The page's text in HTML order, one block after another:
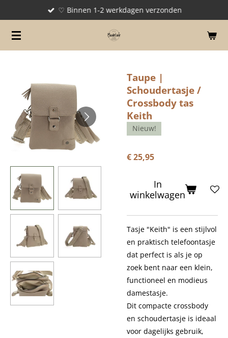
naar
de
♡ Binnen 1-2 werkdagen verzonden
Taupe |
Schoudertasje /
Crossbody tas
Keith
Nieuw!
€ 25,95
In
winkelwagen
Tasje "Keith" is een stijlvol
en praktisch telefoontasje
dat perfect is als je op
zoek bent naar een klein,
functioneel en modieus
damestasje.
Dit compacte crossbody
en schoudertasje is ideaal
voor dagelijks gebruik,